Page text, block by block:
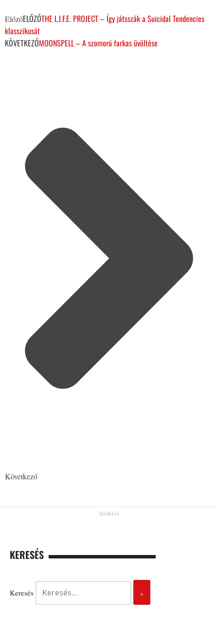
ElőzőELŐZŐTHE L.I.F.E. PROJECT – Így játsszák a Suicidal Tendencies
klasszikusát
KÖVETKEZŐMOONSPELL – A szomorú farkas üvöltése
Következő
KERESÉS
Keresés